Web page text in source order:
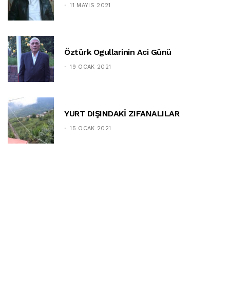
11 MAYIS 2021
Öztürk Ogullarinin Aci Günü
19 OCAK 2021
YURT DIŞINDAKİ ZIFANALILAR
15 OCAK 2021